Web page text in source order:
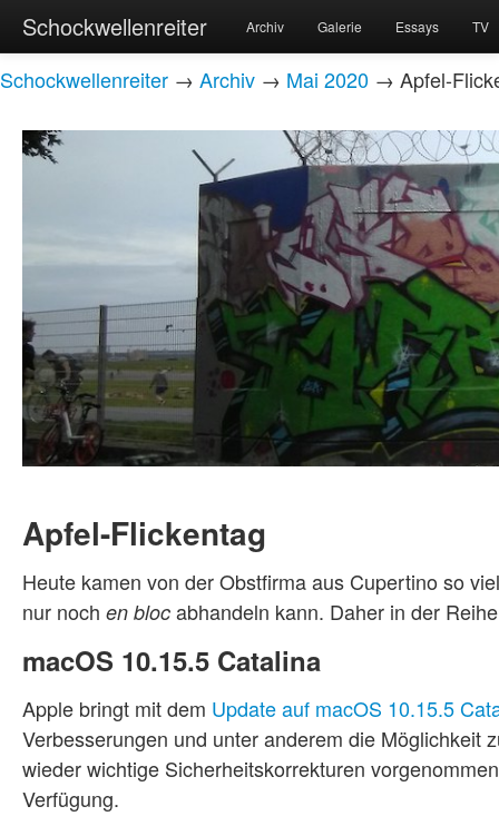
Schockwellenreiter Archiv Galerie Essays TV
Schockwellenreiter → Archiv → Mai 2020 → Apfel-
Apfel-Flickentag
Heute kamen von der Obstfirma aus Cupertino so
nur noch en bloc abhandeln kann. Daher in der
macOS 10.15.5 Catalina
Apple bringt mit dem Update auf macOS 10.15.5
Verbesserungen und unter anderem die Möglichkeit
wieder wichtige Sicherheitskorrekturen
Verfügung.